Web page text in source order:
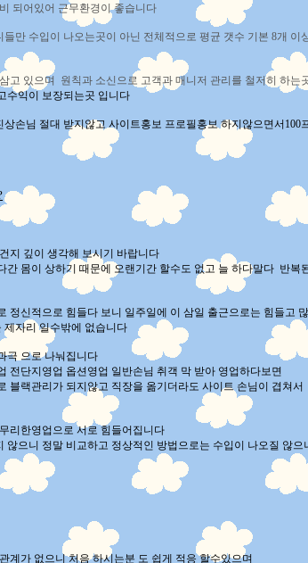
되어있어 근무환경이 좋습니다
만 수입이 나오는곳이 아닌 전체적으로 평균 갯수 기본 8개 이
고 있으며 원칙과 소신으로 고객과 매니저 관리를 철저히 하는
수익이 보장되는곳 입니다
손님 절대 받지않고 사이트홍보 프로필홍보 하지않으면서
지 깊이 생각해 보시기 바랍니다
간 몸이 상하기 때문에 오랜기간 할수도 없고 늘 하다말다 반복
정신적으로 힘들다 보니 일주일에 이 삼일 출근으로는 힘들고
제자리 일수밖에 없습니다
극 으로 나눠집니다
전단지영업 옵션영업 일반손님 취객 막 받아 영업하다보면
블랙관리가 되지않고 직장을 옮기더라도 사이트 손님이 겹쳐
리한영업으로 서로 힘들어집니다
않으니 정말 비교하고 정상적인 방법으로는 수입이 나오질 않
계가 없으니 처음 하시는분 도 쉽게 적응 할수있으며